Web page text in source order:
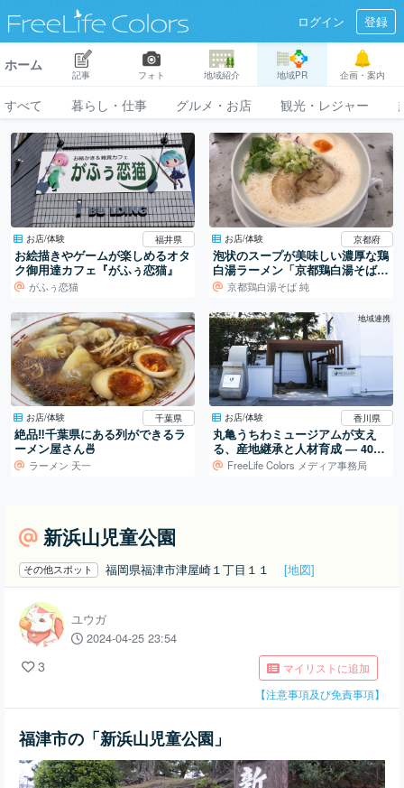
ログイン 登録
ホーム
記事 フォト 地域紹介 地域PR 企画・案内
すべて 暮らし・仕事 グルメ・お店 観光・レジャー
お店/体験 福井県
お絵描きやゲームが楽しめるオタ
ク御用達カフェ『がふぅ恋猫』
がふぅ恋猫
お店/体験 京都府
泡状のスープが美味しい濃厚な鶏
白湯ラーメン「京都鶏白湯そば
純」京都鶏白湯そば 純
お店/体験 千葉県
絶品‼️千葉県にある列ができるラ
ーメン屋さん🍜
ラーメン 天一
地域連携
お店/体験 香川県
丸亀うちわミュージアムが支え
る、産地継承と人材育成 ― 400
年続く地場産業を、次の世代へ
FreeLife Colors メディア事務局
新浜山児童公園
その他スポット 福岡県福津市津屋崎１丁目１１ [地図]
ユウガ
2024-04-25 23:54
3
マイリストに追加
【注意事項及び免責事項】
福津市の「新浜山児童公園」